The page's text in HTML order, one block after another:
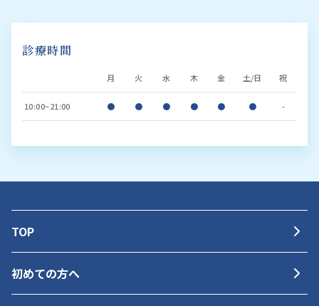
診療時間
月 火 水 木 金 土/日 祝
10:00~21:00 ● ● ● ● ● ● -
TOP
初めての方へ